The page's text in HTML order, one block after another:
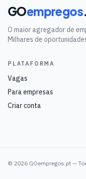
GOempregos
O maior agregador de
Milhares de
PLATAFORMA
Vagas
Para empresas
Criar conta
© 2026 GOempregos.pt —